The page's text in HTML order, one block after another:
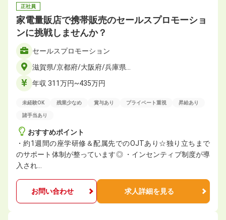
正社員
家電量販店で携帯販売のセールスプロモーショ
ンに挑戦しませんか？
セールスプロモーション
滋賀県/京都府/大阪府/兵庫県…
年収 311万円~435万円
未経験OK 残業少なめ 賞与あり プライベート重視 昇給あり
諸手当あり
おすすめポイント
・約1週間の座学研修＆配属先でのOJTあり☆独り立ちまで
のサポート体制が整っています◎ ・インセンティブ制度が導
入され…
お問い合わせ 求人詳細を見る